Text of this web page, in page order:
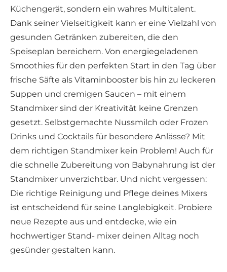
Küchengerät, sondern ein wahres Multitalent.
Dank seiner Vielseitigkeit kann er eine Vielzahl von
gesunden Getränken zubereiten, die den
Speiseplan bereichern. Von energiegeladenen
Smoothies für den perfekten Start in den Tag über
frische Säfte als Vitaminbooster bis hin zu leckeren
Suppen und cremigen Saucen – mit einem
Standmixer sind der Kreativität keine Grenzen
gesetzt. Selbstgemachte Nussmilch oder Frozen
Drinks und Cocktails für besondere Anlässe? Mit
dem richtigen Standmixer kein Problem! Auch für
die schnelle Zubereitung von Babynahrung ist der
Standmixer unverzichtbar. Und nicht vergessen:
Die richtige Reinigung und Pflege deines Mixers
ist entscheidend für seine Langlebigkeit. Probiere
neue Rezepte aus und entdecke, wie ein
hochwertiger Stand- mixer deinen Alltag noch
gesünder gestalten kann.